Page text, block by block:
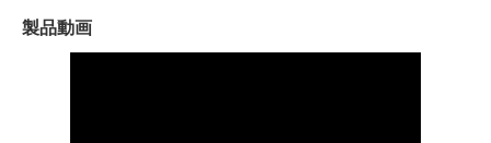
製品動画